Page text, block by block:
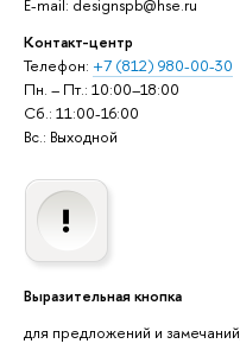
E-mail: designspb@hse.ru
Контакт-центр
Телефон: +7 (812) 980-00-30
Пн. – Пт.: 10:00–18:00
Сб.: 11:00-16:00
Вс.: Выходной
Выразительная кнопка
для предложений и